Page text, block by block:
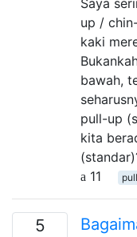
up /
kaki
bawah,
pull-up
kita
11
5